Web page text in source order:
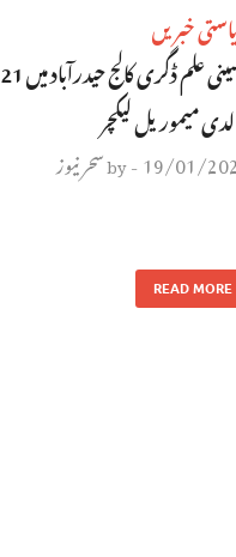
خبریں
ميموریل لیکچر
19/01/
-
byسحر نیوز
READ MORE